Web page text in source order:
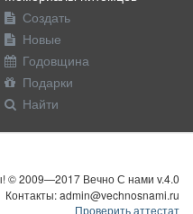
Создать
Новые
Годовщина
Подарки
Найти
© 2009—2017 Вечно С нами v.4.0
Контакты: admin@vechnosnami.ru
Проверить аттестат